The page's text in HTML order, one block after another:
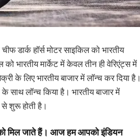
हाॅर्स मोटर साइकिल को भारतीय
भारतीय मार्केट में केवल तीन ही वेरिएंट्स में
के लिए भारतीय बाजार में लाॅन्च कर दिया है।
लॉन्च किया है। भारतीय बाजार में
शुरू होती है।
मिल जाते हैं। आज हम आपको इंडियन